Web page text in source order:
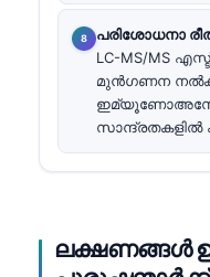
പരിശോധനാ
LC-MS/MS
മുൻഗണന
ലക്ഷണങ്ങൾ